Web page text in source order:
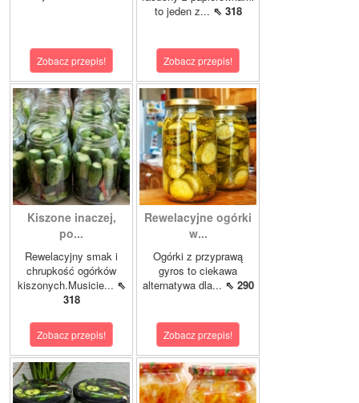
Zobacz przepis!
to jeden z... ⇖ 318
Zobacz przepis!
Kiszone inaczej,
po...
Rewelacyjny smak i
chrupkość ogórków
kiszonych.Musicie... ⇖
318
Zobacz przepis!
Rewelacyjne ogórki
w...
Ogórki z przyprawą
gyros to ciekawa
alternatywa dla... ⇖ 290
Zobacz przepis!